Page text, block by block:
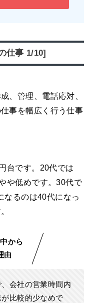
仕事 1/10]
、管理、電話応対、
事を幅広く行う仕事
台です。20代では
や低めです。30代で
なるのは40代になっ
から
由
会社の営業時間内
比較的少なめで